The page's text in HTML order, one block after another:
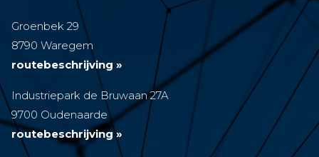
Groenbek 29
8790 Waregem
routebeschrijving »
Industriepark de Bruwaan 27A
9700 Oudenaarde
routebeschrijving »